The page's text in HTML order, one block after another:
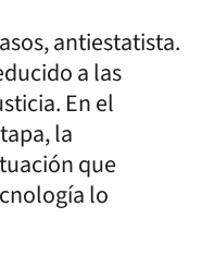
antiestatista.
a las
En el
la
que
lo